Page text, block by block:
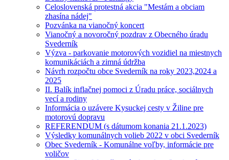
Celoslovenská protestná akcia "Mestám a obciam
zhasína nádej"
Pozvánka na vianočný koncert
Vianočný a novoročný pozdrav z Obecného úradu
Svederník
Výzva - parkovanie motorových vozidiel na miestnych
komunikáciách a zimná údržba
Návrh rozpočtu obce Svederník na roky 2023,2024 a
2025
II. Balík inflačnej pomoci z Úradu práce, sociálnych
vecí a rodiny
Informácia o uzávere Kysuckej cesty v Žiline pre
motorovú dopravu
REFERENDUM (s dátumom konania 21.1.2023)
Výsledky komunálnych volieb 2022 v obci Svederník
Obec Svederník - Komunálne voľby, informácie pre
voličov